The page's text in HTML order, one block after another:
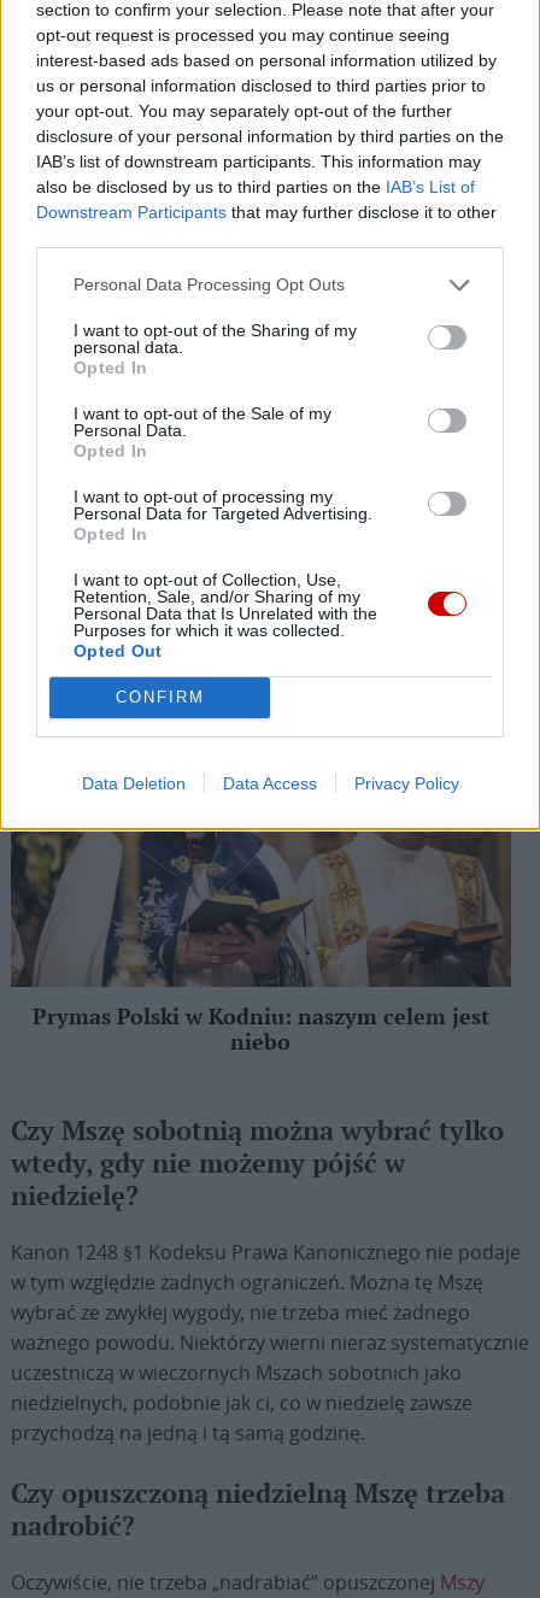
section to confirm your selection. Please note that after your
opt-out request is processed you may continue seeing
interest-based ads based on personal information utilized by
us or personal information disclosed to third parties prior to
your opt-out. You may separately opt-out of the further
disclosure of your personal information by third parties on the
IAB’s list of downstream participants. This information may
also be disclosed by us to third parties on the IAB’s List of
Downstream Participants that may further disclose it to other
Personal Data Processing Opt Outs
I want to opt-out of the Sharing of my
personal data.
Opted In
I want to opt-out of the Sale of my
Personal Data.
Opted In
I want to opt-out of processing my
Personal Data for Targeted Advertising.
Opted In
I want to opt-out of Collection, Use,
Retention, Sale, and/or Sharing of my
Personal Data that Is Unrelated with the
Purposes for which it was collected.
Opted Out
CONFIRM
Data Deletion Data Access Privacy Policy
Wspomniana Msza w sobotę wieczór miała ułatwić
wypełnienie obowiązku niedzielnego.
Czy sobotnia Msza wieczorna musi być
odprawiona według niedzielnego
formularza?
Nie. Każda Msza, czy to ślubna czy pogrzebowa, czy każda
inna sprawowana w sobotni wieczór spełnia wymóg
niedzielnej Mszy świętej. Nie musi więc być odprawiona
modlitwę „Chwała na wysokości”, dwa czytania przed
Ewangelią i Wyznanie wiary: „Wierzę w jednego Boga”
Niejednokrotnie księża starają się, by wieczorna Msza
sobotnia była odprawiana według formularza
niedzielnego, tak, by uczestniczący w niej wierni mieli
możliwość wysłuchania świątecznych czytań i homilii, a
przez odmówienie modlitw „Chwała na wysokości” i
„Wierzę w jednego Boga” mieli głębsze przekonanie, że
uczestniczyli w Mszy niedzielnej i nic nie tracą. Do
skorzystania z formularza niedzielnego skłaniają więc
przede wszystkim racje duszpasterskie.
Prymas Polski w Kodniu: naszym celem jest
niebo
Czy Mszę sobotnią można wybrać tylko
wtedy, gdy nie możemy pójść w
niedzielę?
Kanon 1248 §1 Kodeksu Prawa Kanonicznego nie podaje
w tym względzie żadnych ograniczeń. Można tę Mszę
wybrać ze zwykłej wygody, nie trzeba mieć żadnego
ważnego powodu. Niektórzy wierni nieraz systematycznie
uczestniczą w wieczornych Mszach sobotnich jako
niedzielnych, podobnie jak ci, co w niedzielę zawsze
przychodzą na jedną i tą samą godzinę.
Czy opuszczoną niedzielną Mszę trzeba
nadrobić?
Oczywiście, nie trzeba „nadrabiać” opuszczonej Mszy